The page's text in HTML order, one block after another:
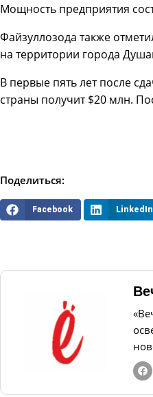
Мощность предприятия
Файзуллозода также
на территории города
В первые пять лет после
страны получит $20 млн.
Поделиться:
Facebook LinkedIn